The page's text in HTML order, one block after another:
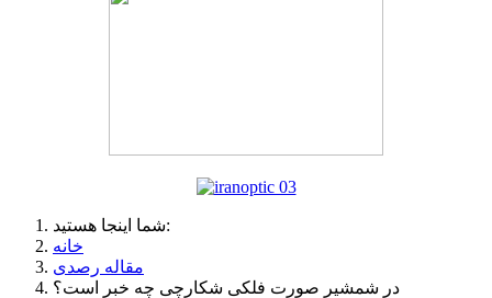
شما اینجا هستید:
خانه
مقاله رصدی
در شمشیر صورت فلکی شکارچی چه خبر است؟